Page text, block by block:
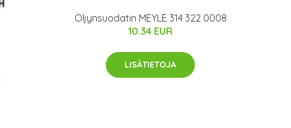
Öljynsuodatin MEYLE 314 322 0008
10.34 EUR
LISÄTIETOJA